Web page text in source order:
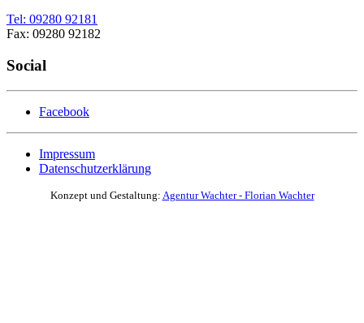
Tel: 09280 92181
Fax: 09280 92182
Social
Facebook
Impressum
Datenschutzerklärung
Konzept und Gestaltung: Agentur Wachter - Florian Wachter